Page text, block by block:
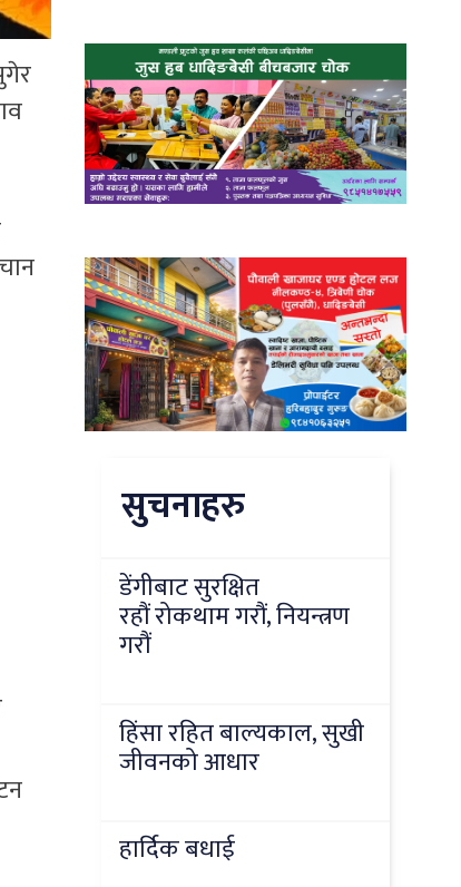
सुचनाहरु
डेंगीबाट सुरक्षित
रहौं रोकथाम गरौं, नियन्त्रण
गरौं
हिंसा रहित बाल्यकाल, सुखी
जीवनको आधार
हार्दिक बधाई